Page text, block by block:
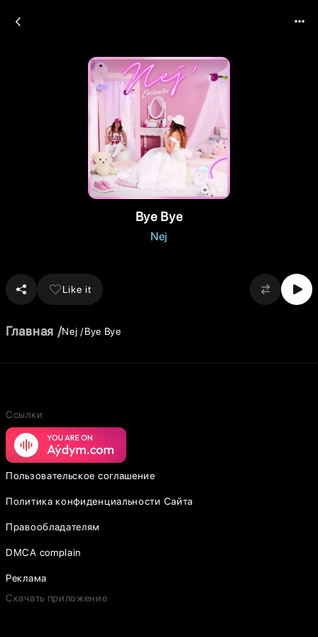
Bye Bye
Nej
Like it
Главная Nej Bye Bye
Ссылки
Пользовательское соглашение
Политика конфиденциальности Сайта
Правообладателям
DMCA complain
Реклама
Скачать приложение